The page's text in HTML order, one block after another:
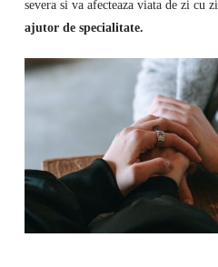
severa si va afecteaza viata de zi cu zi,
ajutor de specialitate.